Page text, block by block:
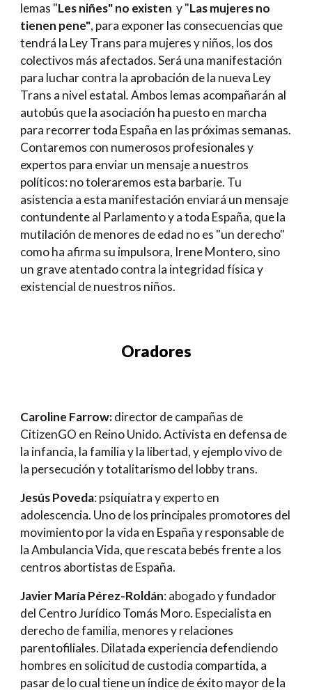
lemas "Les niñes" no existen y "Las mujeres no
tienen pene", para exponer las consecuencias que
tendrá la Ley Trans para mujeres y niños, los dos
colectivos más afectados. Será una manifestación
para luchar contra la aprobación de la nueva Ley
Trans a nivel estatal.Ambos lemas acompañarán al
autobús que la asociación ha puesto en marcha
para recorrer toda España en las próximas semanas.
Contaremos con numerosos profesionales y
expertos para enviar un mensaje a nuestros
políticos: no toleraremos esta barbarie. Tu
asistencia a esta manifestación enviará un mensaje
contundente al Parlamento y a toda España, que la
mutilación de menores de edad no es "un derecho"
como ha afirma su impulsora, Irene Montero, sino
un grave atentado contra la integridad física y
existencial de nuestros niños.
Oradores
Caroline Farrow:director de campañas de
CitizenGO en Reino Unido. Activista en defensa de
la infancia, la familia y la libertad, y ejemplo vivo de
la persecución y totalitarismo del lobby trans.
Jesús Poveda: psiquiatra y experto en
adolescencia. Uno de los principales promotores del
movimiento por la vida en España y responsable de
la Ambulancia Vida, que rescata bebés frente a los
centros abortistas de España.
Javier María Pérez-Roldán: abogado y fundador
del Centro Jurídico Tomás Moro. Especialista en
derecho de familia, menores y relaciones
parentofiliales. Dilatada experiencia defendiendo
hombres en solicitud de custodia compartida, a
pasar de lo cual tiene un índice de éxito mayor de la